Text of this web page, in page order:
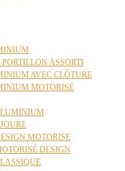
ASSORTI
AVEC CLÔTURE
MOTORISÉ
MOTORISE
DESIGN